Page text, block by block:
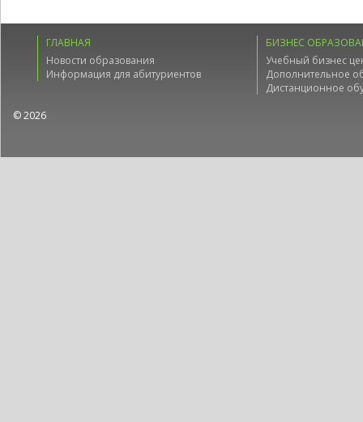
ГЛАВНАЯ
Новости образования
Информация для абитуриентов
БИЗНЕС
Учебный бизнес
Дополнительное
Дистанционное
© 2026